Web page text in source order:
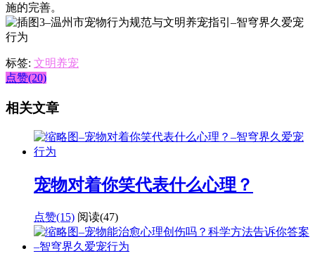
施的完善。
标签: 文明养宠
点赞(20)
相关文章
宠物对着你笑代表什么心理？
点赞(15) 阅读(47)